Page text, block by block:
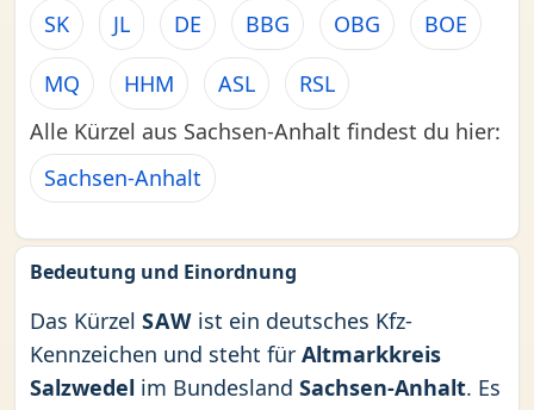
SK JL DE BBG OBG BOE
MQ HHM ASL
RSL
Alle Kürzel aus Sachsen-Anhalt findest du hier:
Sachsen-Anhalt
Bedeutung und Einordnung
Das Kürzel SAW ist ein deutsches Kfz-
Kennzeichen und steht für Altmarkkreis
Salzwedel im Bundesland Sachsen-Anhalt. Es